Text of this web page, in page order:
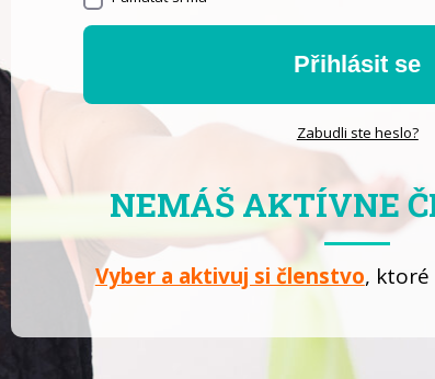
Přihlásit se
Zabudli ste heslo?
NEMÁŠ AKTÍVNE
Vyber a aktivuj si členstvo, ktoré